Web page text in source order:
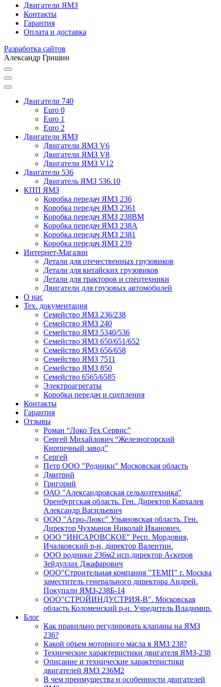
Двигатели ЯМЗ
Контакты
Гарантия
Оплата и доставка
Разработка сайтов
Александр Гришин
Двигатели 740
Euro 0
Euro 1
Euro 2
Двигатели ЯМЗ
Двигатели ЯМЗ V6
Двигатели ЯМЗ V8
Двигатели ЯМЗ V12
Двигатели 536
Двигатель ЯМЗ 536.10
КПП ЯМЗ
Коробка передач ЯМЗ 236
Коробка передач ЯМЗ 2361
Коробка передач ЯМЗ 238ВМ
Коробка передач ЯМЗ 238А
Коробка передач ЯМЗ 2381
Коробка передач ЯМЗ 239
Интернет-Магазин
Детали для отечественных грузовиков
Детали для китайских грузовиков
Детали для тракторов и спецтехники
Двигатели для грузовых автомобилей
О нас
Тех. документация
Семейство ЯМЗ 236/238
Семейство ЯМЗ 240
Семейство ЯМЗ 5340/536
Семейство ЯМЗ 650/651/652
Семейство ЯМЗ 656/658
Семейство ЯМЗ 7511
Семейство ЯМЗ 850
Семейство 6565/6585
Электроагрегаты
Коробки передач и сцепления
Контакты
Гарантия
Отзывы
Роман “Локо Тех Сервис”
Сергей Михайлович “Железногорский
Кирпичный завод”
Сергей
Петр ООО "Родники" Московская область
Дмитрий
Григорий
ОАО "Александровская сельхозтехника"
Оренбургская область. Ген. Директор Кархалев
Александр Васильевич
ООО "Агро-Люкс" Ульяновская область. Ген.
Директор Чухманов Николай Иванович.
ООО "ИНСАРОВСКОЕ" Респ. Мордовия,
Ичалковский р-н, директор Валентин.
ООО родники 236м2 исп.директор Аскеров
Зейдуллах Джафарович
ООО"Строительная компания "ТЕМП" г. Москва
заместитель генерального директора Андрей.
Покупали ЯМЗ-238Б-14
ООО"СТРОЙИНДУСТРИЯ-В". Московская
область Коломенский р-н. Учредитель Владимир.
Блог
Как правильно регулировать клапаны на ЯМЗ
236?
Какой объем моторного масла в ЯМЗ 238?
Технические характеристики двигателя ЯМЗ-238
Описание и технические характеристики
двигателей ЯМЗ 236М2
В чем преимущества и особенности двигателей